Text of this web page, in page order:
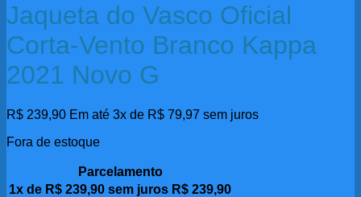
Jaqueta do Vasco Oficial
Corta-Vento Branco Kappa
2021 Novo G
R$ 239,90 Em até 3x de R$ 79,97 sem juros
Fora de estoque
Parcelamento
1x de R$ 239,90 sem juros R$ 239,90